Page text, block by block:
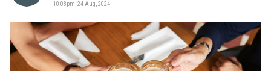
10:08pm, 24 Aug, 2024